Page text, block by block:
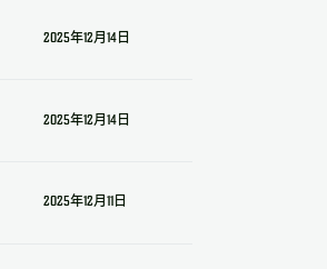
2025年12月14日
2025年12月14日
2025年12月11日